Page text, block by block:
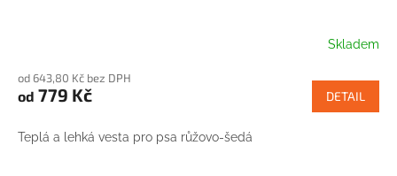
Skladem
od 643,80 Kč bez DPH
od 779 Kč DETAIL
Teplá a lehká vesta pro psa růžovo-šedá